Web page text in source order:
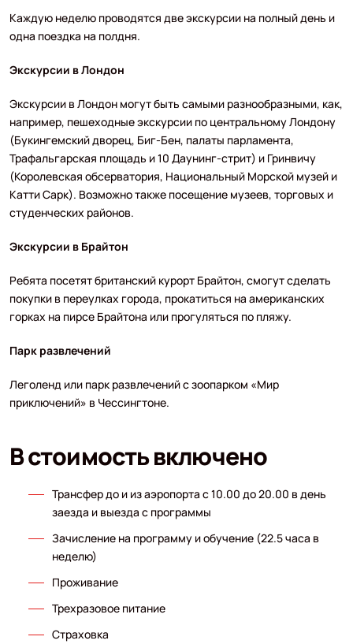
Каждую неделю проводятся две экскурсии на полный день и
одна поездка на полдня.
Экскурсии в Лондон
Экскурсии в Лондон могут быть самыми разнообразными, как,
например, пешеходные экскурсии по центральному Лондону
(Букингемский дворец, Биг-Бен, палаты парламента,
Трафальгарская площадь и 10 Даунинг-стрит) и Гринвичу
(Королевская обсерватория, Национальный Морской музей и
Катти Сарк). Возможно также посещение музеев, торговых и
студенческих районов.
Экскурсии в Брайтон
Ребята посетят британский курорт Брайтон, смогут сделать
покупки в переулках города, прокатиться на американских
горках на пирсе Брайтона или прогуляться по пляжу.
Парк развлечений
Леголенд или парк развлечений с зоопарком «Мир
приключений» в Чессингтоне.
В стоимость включено
Трансфер до и из аэропорта с 10.00 до 20.00 в день
заезда и выезда с программы
Зачисление на программу и обучение (22.5 часа в
неделю)
Проживание
Трехразовое питание
Страховка